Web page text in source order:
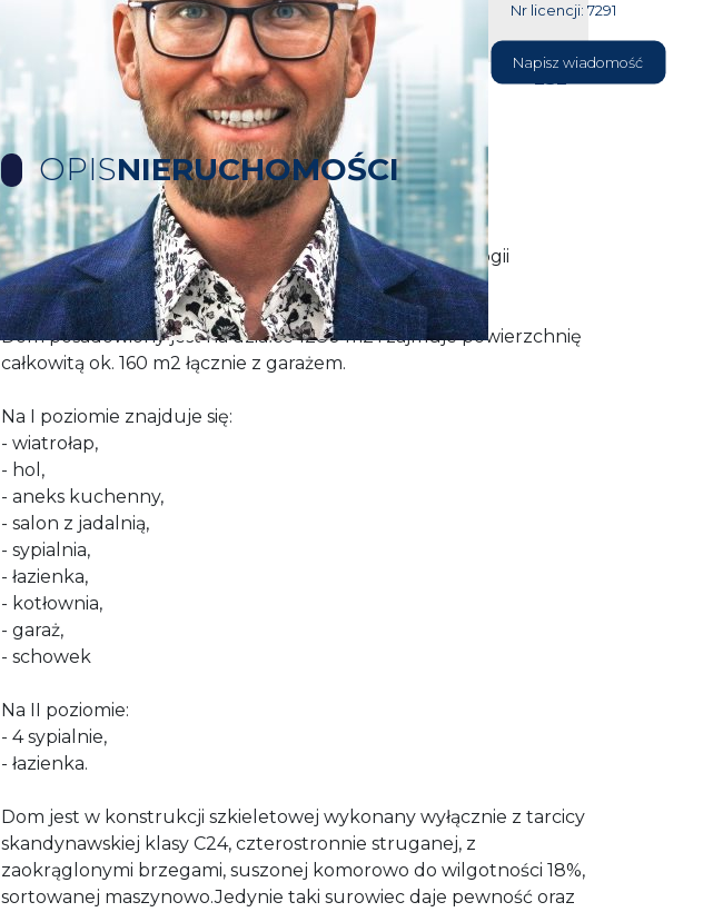
Nr licencji: 7291
604 177
232
Napisz wiadomość
OPISNIERUCHOMOŚCI
Prezentujemy na sprzedaż dom wykonany w technologii
szkieletowej znajdujący się w dzielnicy Płonia.
Dom posadowiony jest na działce 1280 m2 i zajmuje powierzchnię
całkowitą ok. 160 m2 łącznie z garażem.
Na I poziomie znajduje się:
- wiatrołap,
- hol,
- aneks kuchenny,
- salon z jadalnią,
- sypialnia,
- łazienka,
- kotłownia,
- garaż,
- schowek
Na II poziomie:
- 4 sypialnie,
- łazienka.
Dom jest w konstrukcji szkieletowej wykonany wyłącznie z tarcicy
skandynawskiej klasy C24, czterostronnie struganej, z
zaokrąglonymi brzegami, suszonej komorowo do wilgotności 18%,
sortowanej maszynowo.Jedynie taki surowiec daje pewność oraz